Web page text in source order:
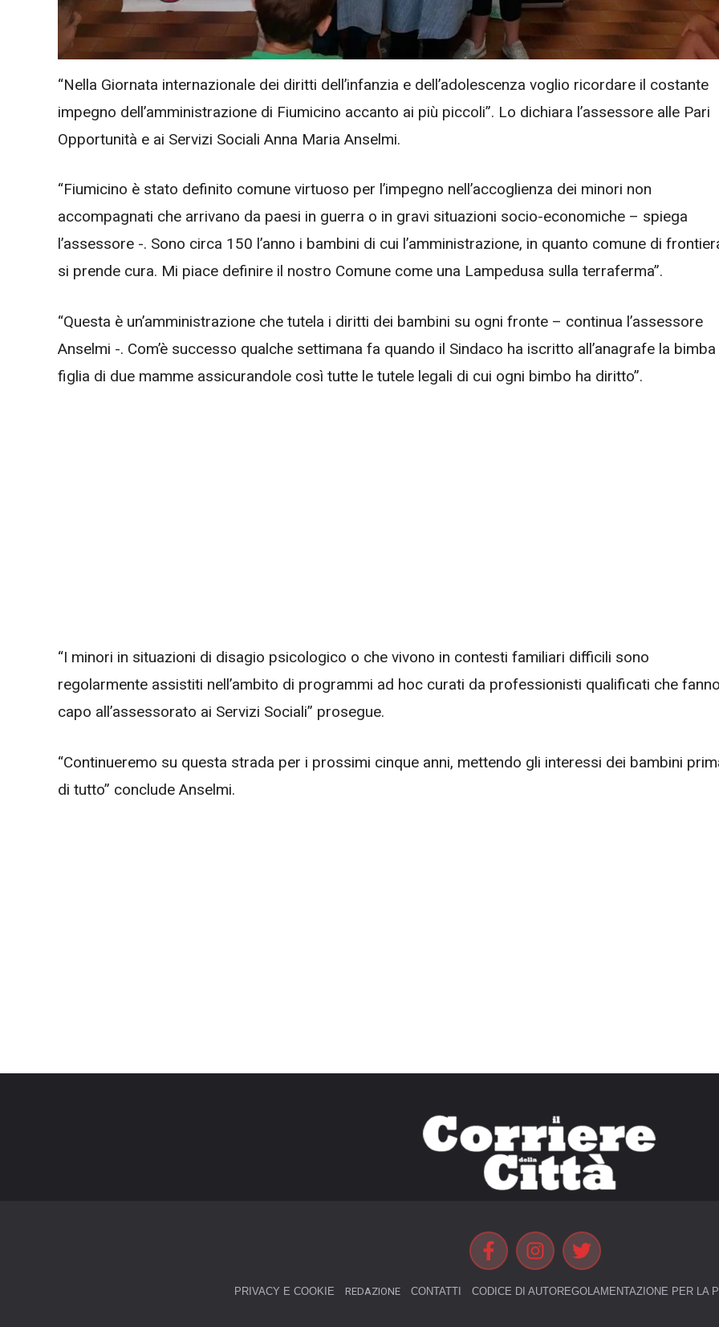
“Nella Giornata internazionale dei diritti dell’infanzia e dell’adolescenza voglio ricordare il costante
impegno dell’amministrazione di Fiumicino accanto ai più piccoli”. Lo dichiara l’assessore alle Pari
Opportunità e ai Servizi Sociali Anna Maria Anselmi.
“Fiumicino è stato definito comune virtuoso per l’impegno nell’accoglienza dei minori non
accompagnati che arrivano da paesi in guerra o in gravi situazioni socio-economiche – spiega
l’assessore -. Sono circa 150 l’anno i bambini di cui l’amministrazione, in quanto comune di
si prende cura. Mi piace definire il nostro Comune come una Lampedusa sulla terraferma”.
“Questa è un’amministrazione che tutela i diritti dei bambini su ogni fronte – continua l’assessore
Anselmi -. Com’è successo qualche settimana fa quando il Sindaco ha iscritto all’anagrafe la bimba
figlia di due mamme assicurandole così tutte le tutele legali di cui ogni bimbo ha diritto”.
“I minori in situazioni di disagio psicologico o che vivono in contesti familiari difficili sono
regolarmente assistiti nell’ambito di programmi ad hoc curati da professionisti qualificati che
capo all’assessorato ai Servizi Sociali” prosegue.
“Continueremo su questa strada per i prossimi cinque anni, mettendo gli interessi dei bambini
di tutto” conclude Anselmi.
PRIVACY E COOKIE REDAZIONE CONTATTI CODICE DI AUTOREGOLAMENTAZIONE PER LA